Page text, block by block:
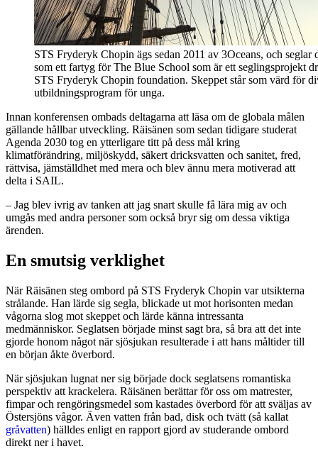
STS Fryderyk Chopin ägs sedan 2011 av 3Oceans, och seglar
som ett fartyg för The Blue School som är ett seglingsprojekt
STS Fryderyk Chopin foundation. Skeppet står som värd för
utbildningsprogram för unga.
Innan konferensen ombads deltagarna att läsa om de globala målen
gällande hållbar utveckling. Räisänen som sedan tidigare studerat
Agenda 2030 tog en ytterligare titt på dess mål kring
klimatförändring, miljöskydd, säkert dricksvatten och sanitet, fred,
rättvisa, jämställdhet med mera och blev ännu mera motiverad att
delta i SAIL.
– Jag blev ivrig av tanken att jag snart skulle få lära mig av och
umgås med andra personer som också bryr sig om dessa viktiga
ärenden.
En smutsig verklighet
När Räisänen steg ombord på STS Fryderyk Chopin var utsikterna
strålande. Han lärde sig segla, blickade ut mot horisonten medan
vågorna slog mot skeppet och lärde känna intressanta
medmänniskor. Seglatsen började minst sagt bra, så bra att det inte
gjorde honom något när sjösjukan resulterade i att hans måltider till
en början åkte överbord.
När sjösjukan lugnat ner sig började dock seglatsens romantiska
perspektiv att krackelera. Räisänen berättar för oss om matrester,
fimpar och rengöringsmedel som kastades överbord för att sväljas av
Östersjöns vågor. Även vatten från bad, disk och tvätt (så kallat
gråvatten) hälldes enligt en rapport gjord av studerande ombord
direkt ner i havet.